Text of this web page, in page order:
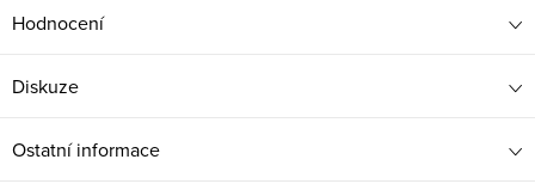
Hodnocení
Diskuze
Ostatní informace